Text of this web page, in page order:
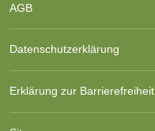
AGB
Datenschutzerklärung
Erklärung zur Barrierefreiheit